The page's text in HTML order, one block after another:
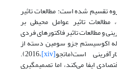
تقسیم شده است: مطالعات تاثیر
مطالعات تاثیر عوامل محیطی بر
و مطالعات تاثیر فاکتورهای فردی
اکوسیستم جزو سومین دسته از
است(ماتجو[xiv] ،2016).
ایفا می‌کند، اما تصمیم­گیری